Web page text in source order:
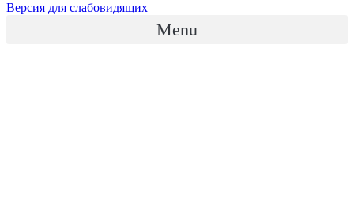
Версия для слабовидящих
Menu